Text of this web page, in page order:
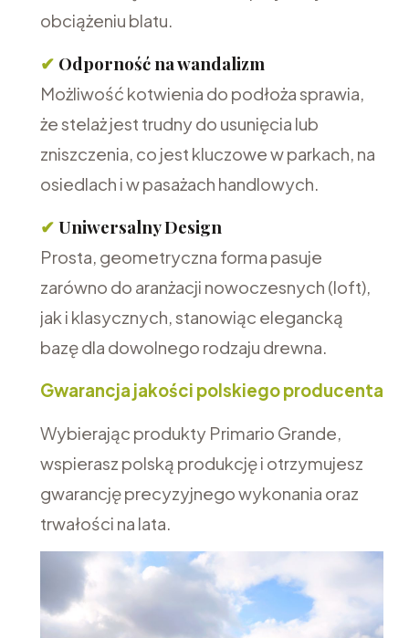
obciążeniu blatu.
✔ Odporność na wandalizm
Możliwość kotwienia do podłoża sprawia,
że stelaż jest trudny do usunięcia lub
zniszczenia, co jest kluczowe w parkach, na
osiedlach i w pasażach handlowych.
✔ Uniwersalny Design
Prosta, geometryczna forma pasuje
zarówno do aranżacji nowoczesnych (loft),
jak i klasycznych, stanowiąc elegancką
bazę dla dowolnego rodzaju drewna.
Gwarancja jakości polskiego producenta
Wybierając produkty Primario Grande,
wspierasz polską produkcję i otrzymujesz
gwarancję precyzyjnego wykonania oraz
trwałości na lata.